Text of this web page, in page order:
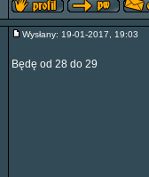
Wysłany: 19-01-2017, 19:03
Będę od 28 do 29